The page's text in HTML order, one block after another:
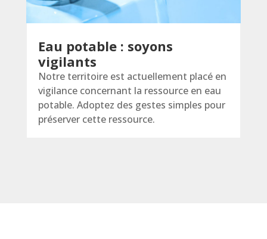
Eau potable : soyons
vigilants
Notre territoire est actuellement placé en
vigilance concernant la ressource en eau
potable. Adoptez des gestes simples pour
préserver cette ressource.